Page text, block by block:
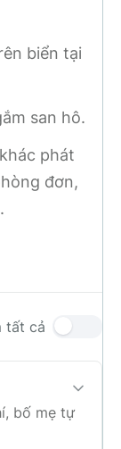
biển tại
san hô.
phát
đơn,
tất cả
bố mẹ tự